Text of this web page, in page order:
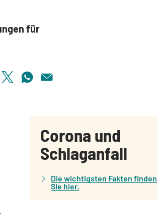
für
Corona und
Schlaganfall
Die wichtigsten Fakten finden
Sie hier.